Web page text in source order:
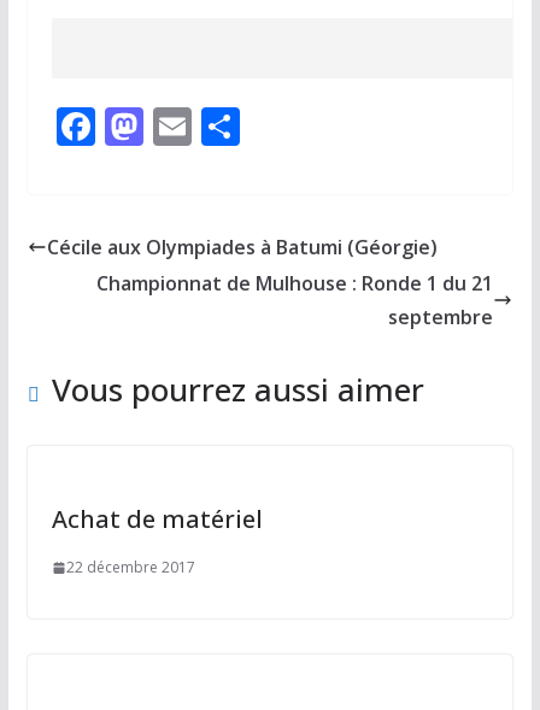
F
b
o
M
d
o
E
l
P
g
er
Cécile aux Olympiades à Batumi (Géorgie)
Championnat de Mulhouse : Ronde 1 du 21
septembre
Vous pourrez aussi aimer
Achat de matériel
22 décembre 2017